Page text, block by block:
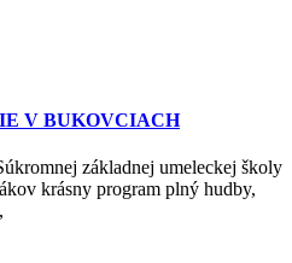
V BUKOVCIACH
základnej umeleckej školy
krásny program plný hudby,